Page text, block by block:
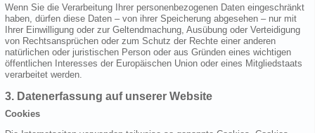
Wenn Sie die Verarbeitung Ihrer personenbezogenen Daten eingeschränkt
haben, dürfen diese Daten – von ihrer Speicherung abgesehen – nur mit
Ihrer Einwilligung oder zur Geltendmachung, Ausübung oder Verteidigung
von Rechtsansprüchen oder zum Schutz der Rechte einer anderen
natürlichen oder juristischen Person oder aus Gründen eines wichtigen
öffentlichen Interesses der Europäischen Union oder eines Mitgliedstaats
verarbeitet werden.
3. Datenerfassung auf unserer Website
Cookies